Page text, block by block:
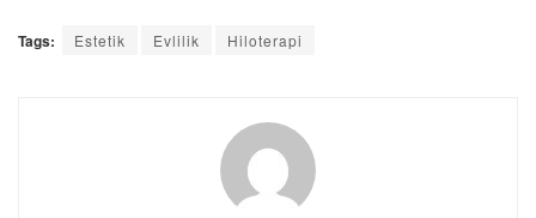
Tags: Estetik Evlilik Hiloterapi